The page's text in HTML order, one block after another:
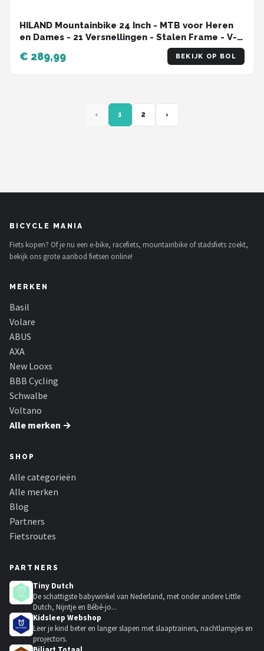
HILAND Mountainbike 24 Inch - MTB voor Heren
en Dames - 21 Versnellingen - Stalen Frame - V-
€ 289,99 BEKIJK OP BOL
‹ 1 2 ›
BICYCLE MANIA
Fiets kopen? Of je nu een e-bike, racefiets, mountainbike of stadsfiets zoekt,
bekijk ons grote aanbod fietsen online!
MERKEN
Basil
Volare
ABUS
AXA
New Looxs
BBB Cycling
Schwalbe
Voltano
Alle merken →
SHOP
Alle categorieën
Alle merken
Blog
Partners
Fietsroutes
PARTNERS
Tiny Dutch
De schattigste babywinkel van Nederland, met onder andere Little
Dutch, Nijntje en Bébé-jo...
Kidsleep Webshop
Leer je kind beter en langer slapen met slaaptrainers, nachtlampjes en
projectors.